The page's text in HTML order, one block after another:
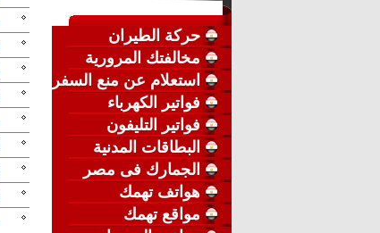
حركة الطيران
مخالفتك المرورية
استعلام عن منع السفر
فواتير الكهرباء
فواتير التليفون
البطاقات المدنية
الجمارك فى مصر
هواتف تهمك
مواقع تهمك